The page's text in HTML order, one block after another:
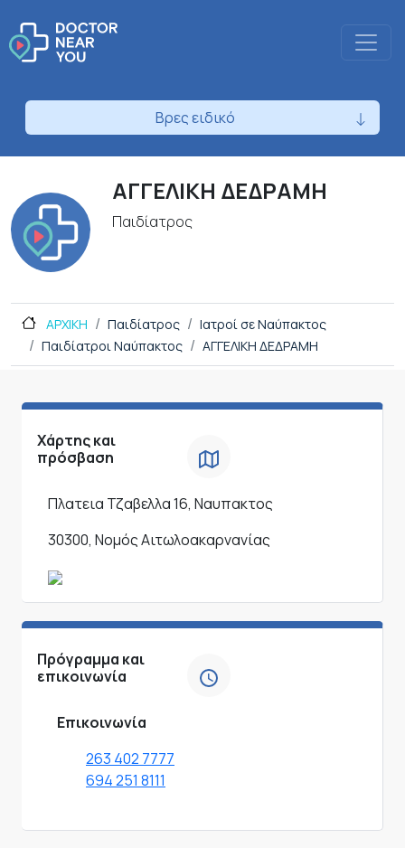
Βρες ειδικό
ΑΓΓΕΛΙΚΗ ΔΕΔΡΑΜΗ
Παιδίατρος
ΑΡΧΙΚΗ Παιδίατρος
Ιατροί σε Ναύπακτος
Παιδίατροι Ναύπακτος
ΑΓΓΕΛΙΚΗ ΔΕΔΡΑΜΗ
Χάρτης και
πρόσβαση
Πλατεια Τζαβελλα 16, Ναυπακτος
30300, Νομός Αιτωλοακαρνανίας
Πρόγραμμα και
επικοινωνία
Επικοινωνία
263 402 7777
694 251 8111